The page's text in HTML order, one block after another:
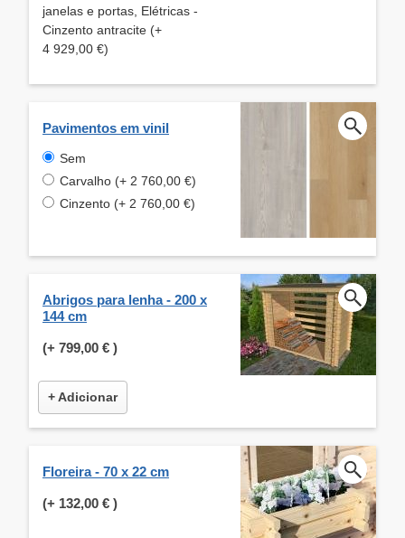
janelas e portas, Elétricas -
Cinzento antracite (+
4 929,00 €)
Pavimentos em vinil
Sem
Carvalho (+ 2 760,00 €)
Cinzento (+ 2 760,00 €)
Abrigos para lenha - 200 x
144 cm
(+ 799,00 € )
+ Adicionar
Floreira - 70 x 22 cm
(+ 132,00 € )